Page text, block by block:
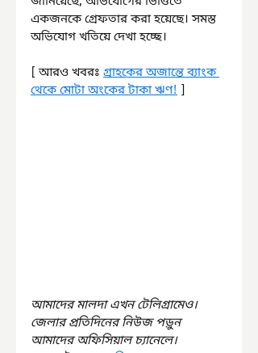
একজনকে গ্রেফতার করা হয়েছে। সমস্ত
অভিযোগ খতিয়ে দেখা হচ্ছে।
[ আরও খবরঃ গ্রাহকের অজান্তে ব্যাংক
থেকে মোটা অংকের টাকা ঋণ! ]
আমাদের মালদা এখন টেলিগ্রামেও।
জেলার প্রতিদিনের নিউজ পড়ুন
আমাদের অফিসিয়াল চ্যানেলে।